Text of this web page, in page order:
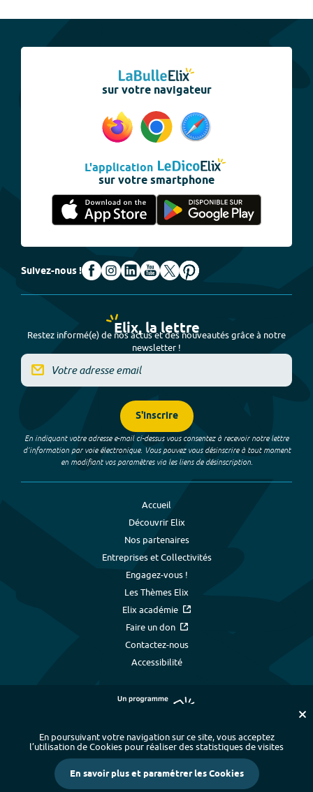
sur votre navigateur
L'application
sur votre smartphone
Suivez-nous !
Elix, la lettre
Restez informé(e) de nos actus et des nouveautés grâce à notre
newsletter !
S'inscrire
En indiquant votre adresse e-mail ci-dessus vous consentez à recevoir notre lettre
d’information par voie électronique. Vous pouvez vous désinscrire à tout moment
en modifiant vos paramètres via les liens de désinscription.
Accueil
Découvrir Elix
Nos partenaires
Entreprises et Collectivités
Engagez-vous !
Les Thèmes Elix
Elix académie
Faire un don
Contactez-nous
Accessibilité
Plan du site - Index alphabétique
-
Mentions légales et données personnelles
- Paramétrer les cookies
En poursuivant votre navigation sur ce site, vous acceptez
l’utilisation de Cookies pour réaliser des statistiques de visites
En savoir plus et paramétrer les Cookies